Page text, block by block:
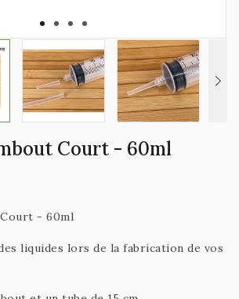
Court - 60ml
- 60ml
liquides lors de la fabrication de vos